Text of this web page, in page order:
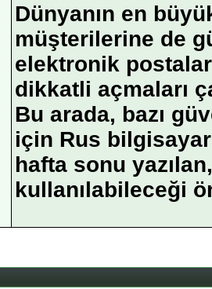
Dünyanın en
müşterilerine de
elektronik
dikkatli açmaları
Bu arada, bazı
için Rus bilgisayar
hafta sonu
kullanılabileceği